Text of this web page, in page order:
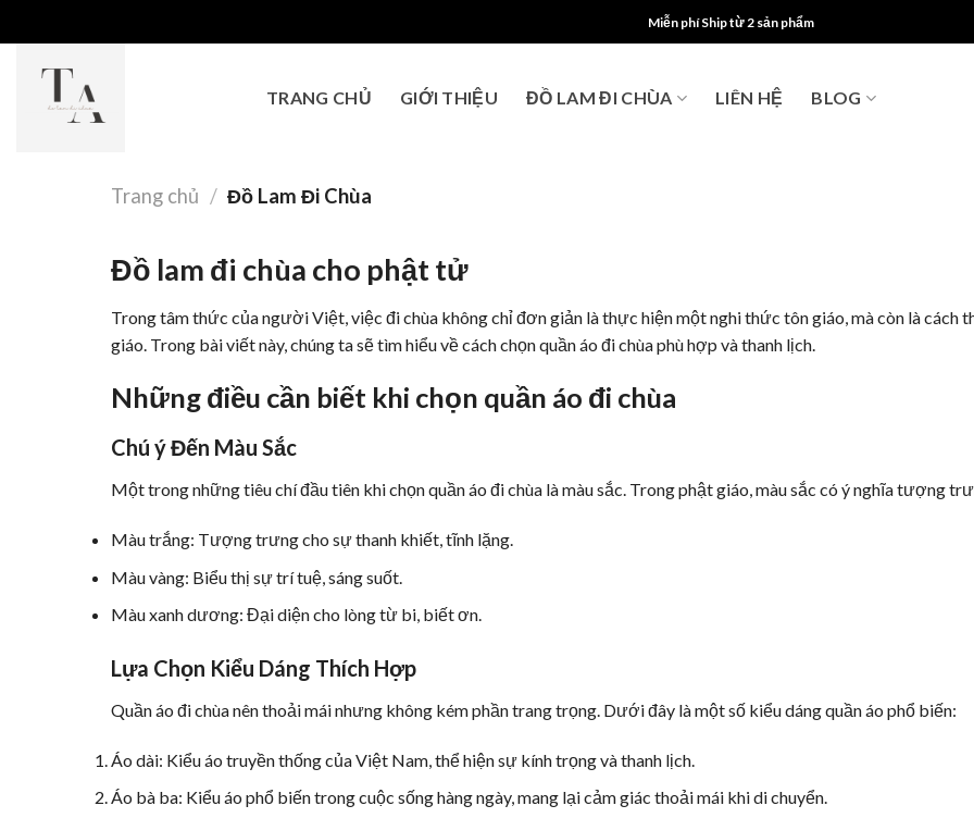
to
content
Miễn phí Ship từ 2 sản phẩm
TRANG CHỦ GIỚI THIỆU ĐỒ LAM ĐI CHÙA LIÊN HỆ BLOG
Trang chủ / Đồ Lam Đi Chùa
Đồ lam đi chùa cho phật tử
Trong tâm thức của người Việt, việc đi chùa không chỉ đơn giản là thực hiện một nghi thức tôn giáo, mà còn là cách
giáo. Trong bài viết này, chúng ta sẽ tìm hiểu về cách chọn quần áo đi chùa phù hợp và thanh lịch.
Những điều cần biết khi chọn quần áo đi chùa
Chú ý Đến Màu Sắc
Một trong những tiêu chí đầu tiên khi chọn quần áo đi chùa là màu sắc. Trong phật giáo, màu sắc có ý nghĩa tượng
Màu trắng: Tượng trưng cho sự thanh khiết, tĩnh lặng.
Màu vàng: Biểu thị sự trí tuệ, sáng suốt.
Màu xanh dương: Đại diện cho lòng từ bi, biết ơn.
Lựa Chọn Kiểu Dáng Thích Hợp
Quần áo đi chùa nên thoải mái nhưng không kém phần trang trọng. Dưới đây là một số kiểu dáng quần áo phổ biến:
Áo dài: Kiểu áo truyền thống của Việt Nam, thể hiện sự kính trọng và thanh lịch.
Áo bà ba: Kiểu áo phổ biến trong cuộc sống hàng ngày, mang lại cảm giác thoải mái khi di chuyển.